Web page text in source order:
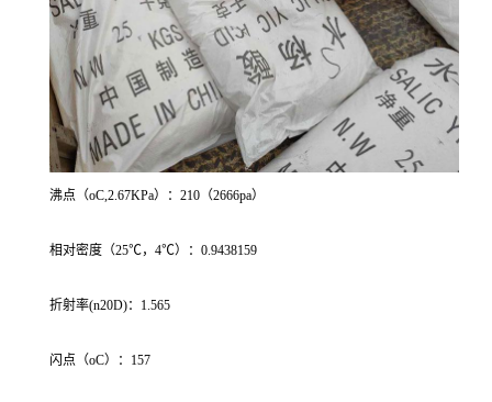
沸点（oC,2.67KPa）：210（2666pa）
相对密度（25℃，4℃）：0.9438159
折射率(n20D)：1.565
闪点（oC）：157